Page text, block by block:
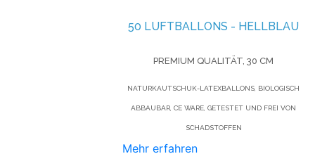
50 LUFTBALLONS - HELLBLAU
PREMIUM QUALITÄT, 30 CM
NATURKAUTSCHUK-LATEXBALLONS, BIOLOGISCH
ABBAUBAR, CE WARE, GETESTET UND FREI VON
SCHADSTOFFEN
Mehr erfahren